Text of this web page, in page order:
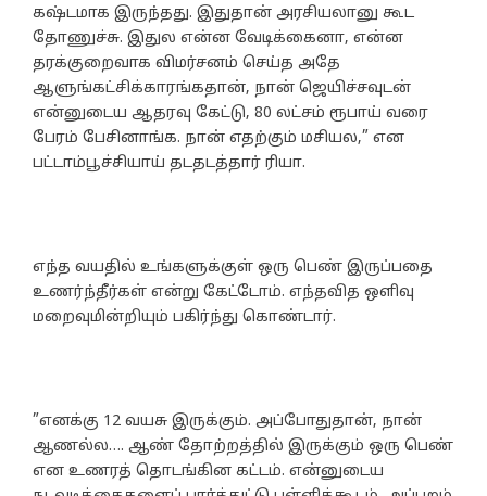
கஷ்டமாக இருந்தது. இதுதான் அரசியலானு கூட
தோணுச்சு. இதுல என்ன வேடிக்கைனா, என்ன
தரக்குறைவாக விமர்சனம் செய்த அதே
ஆளுங்கட்சிக்காரங்கதான், நான் ஜெயிச்சவுடன்
என்னுடைய ஆதரவு கேட்டு, 80 லட்சம் ரூபாய் வரை
பேரம் பேசினாங்க. நான் எதற்கும் மசியல,” என
பட்டாம்பூச்சியாய் தடதடத்தார் ரியா.
எந்த வயதில் உங்களுக்குள் ஒரு பெண் இருப்பதை
உணர்ந்தீர்கள் என்று கேட்டோம். எந்தவித ஒளிவு
மறைவுமின்றியும் பகிர்ந்து கொண்டார்.
”எனக்கு 12 வயசு இருக்கும். அப்போதுதான், நான்
ஆணல்ல…. ஆண் தோற்றத்தில் இருக்கும் ஒரு பெண்
என உணரத் தொடங்கின கட்டம். என்னுடைய